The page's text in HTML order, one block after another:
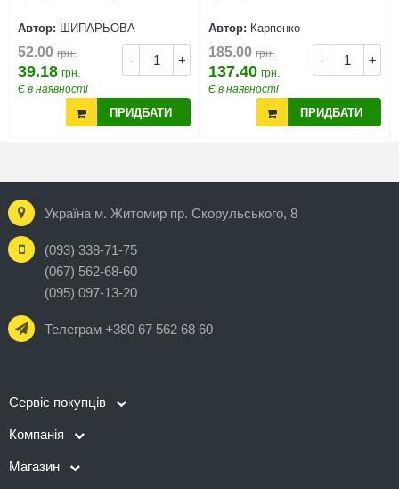
Автор: ШИПАРЬОВА
- +
52.00 грн.
39.18 грн.
Є в наявності
ПРИДБАТИ
Автор: Карпенко
- +
185.00 грн.
137.40 грн.
Є в наявності
ПРИДБАТИ
Україна м. Житомир пр. Скорульського, 8
(093) 338-71-75
(067) 562-68-60
(095) 097-13-20
Телеграм +380 67 562 68 60
Сервіс покупців
Компанія
Магазин